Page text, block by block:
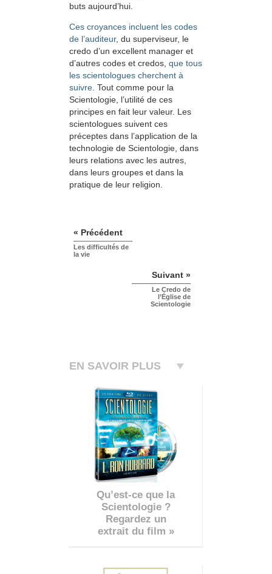
buts aujourd’hui.
Ces croyances incluent les codes
de l’auditeur, du superviseur, le
credo d’un excellent manager et
d’autres codes et credos, que tous
les scientologues cherchent à
suivre. Tout comme pour la
Scientologie, l’utilité de ces
principes en fait leur valeur. Les
scientologues suivent ces
préceptes dans l’application de la
technologie de Scientologie, dans
leurs relations avec les autres,
dans leurs groupes et dans la
pratique de leur religion.
« Précédent
Les difficultés de
la vie
Suivant »
Le Credo de
l’Église de
Scientologie
EN SAVOIR PLUS
Qu’est-ce que la
Scientologie ?
Regardez un
extrait du film »